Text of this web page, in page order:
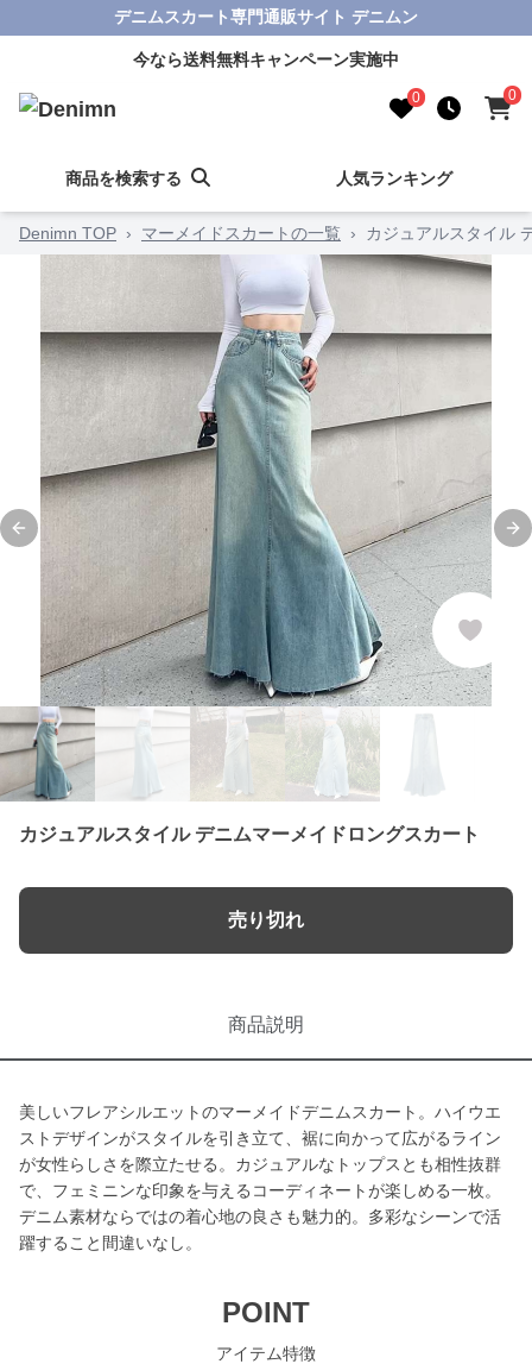
デニムスカート専門通販サイト デニムン
今なら送料無料キャンペーン実施中
0 0
商品を検索する 人気ランキング
Denimn TOP › マーメイドスカートの一覧 › カジュアルスタイル
Previous slide
カジュアルスタイル デニムマーメイドロングスカート
売り切れ
商品説明
美しいフレアシルエットのマーメイドデニムスカート。ハイウエ
ストデザインがスタイルを引き立て、裾に向かって広がるライン
が女性らしさを際立たせる。カジュアルなトップスとも相性抜群
で、フェミニンな印象を与えるコーディネートが楽しめる一枚。
デニム素材ならではの着心地の良さも魅力的。多彩なシーンで活
躍すること間違いなし。
POINT
アイテム特徴